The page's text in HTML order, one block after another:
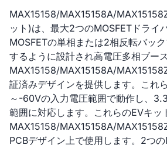
MAX15158/MAX15158A/
ット)は、最大2つのMOSFETドライ
MOSFETの単相または2相反転バッ
するように設計され高電圧多相ブー
MAX15158/MAX15158A/
証済みデザインを提供します。これ
～-60Vの入力電圧範囲で動作し、
範囲に対応します。これらのEVキッ
MAX15158/MAX15158A/
PCBデザイン上で使用します。2つ